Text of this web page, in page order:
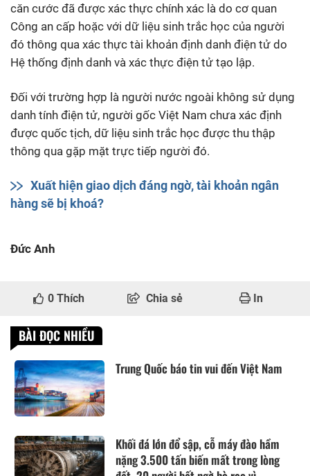
căn cước đã được xác thực chính xác là do cơ quan
Công an cấp hoặc với dữ liệu sinh trắc học của người
đó thông qua xác thực tài khoản định danh điện tử do
Hệ thống định danh và xác thực điện tử tạo lập.
Đối với trường hợp là người nước ngoài không sử dụng
danh tính điện tử, người gốc Việt Nam chưa xác định
được quốc tịch, dữ liệu sinh trắc học được thu thập
thông qua gặp mặt trực tiếp người đó.
Xuất hiện giao dịch đáng ngờ, tài khoản ngân
hàng sẽ bị khoá?
Đức Anh
0 Thích Chia sẻ In
BÀI ĐỌC NHIỀU
Trung Quốc báo tin vui đến Việt Nam
Khối đá lớn đổ sập, cỗ máy đào hầm
nặng 3.500 tấn biến mất trong lòng